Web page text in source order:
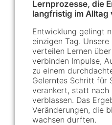
Lernprozesse, die
langfristig im Alltag
Entwicklung gelingt
einzigen Tag.
verteilen Lernen
verbinden Impulse,
zu einem
Gelerntes Schritt für
verankert, statt nach
verblassen. Das
Veränderungen, die
wachsen durften.